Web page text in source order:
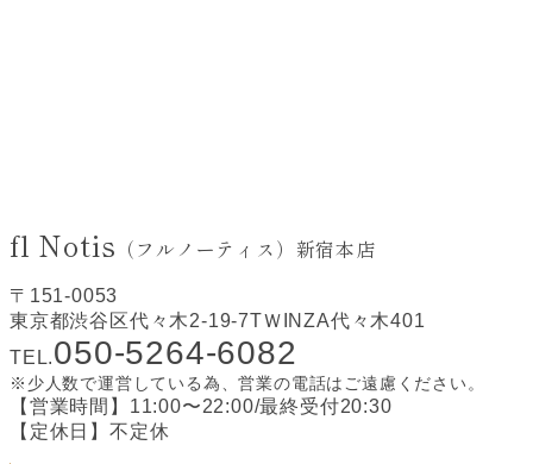
fl Notis （フルノーティス）新宿本店
〒151-0053
東京都渋谷区代々木2-19-7TＷINZA代々木401
TEL.050-5264-6082
※少人数で運営している為、営業の電話はご遠慮ください。
【営業時間】11:00〜22:00/最終受付20:30
【定休日】不定休